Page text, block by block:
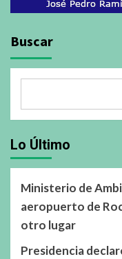
Buscar
Lo Último
Ministerio de
aeropuerto de
otro lugar
Presidencia